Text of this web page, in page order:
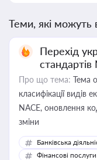
Теми, які можуть
Перехід
стандартів
Про що тема: Тема
класифікації видів
NACE, оновлення
зміни
Банківська
Фінансові послуги